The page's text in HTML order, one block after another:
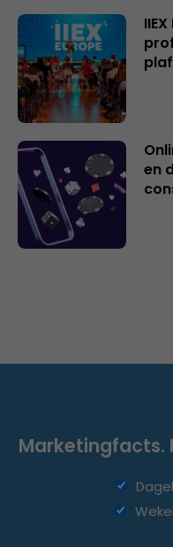
en
Marketingfacts.